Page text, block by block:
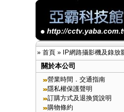
» 首頁 » IP網路攝影機及錄放
關於本公司
營業時間．交通指南
隱私權保護聲明
訂購方式及退換貨說明
購物條約